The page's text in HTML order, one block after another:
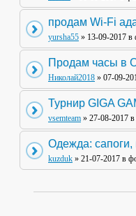
продам Wi-Fi
yursha55 » 13-09-2017 в
Продам часы в
Николай2018 » 07-09-
Турнир GIGA
vsemteam » 27-08-2017
Одежда: сапоги,
kuzduk » 21-07-2017 в